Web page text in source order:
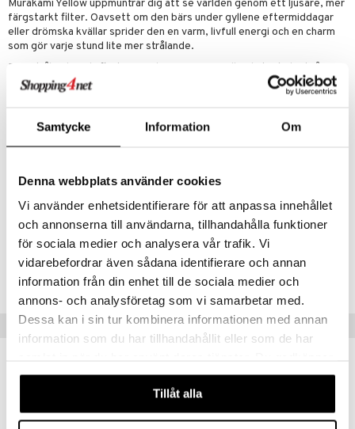
Samtycke Information Om
Denna webbplats använder cookies
Vi använder enhetsidentifierare för att anpassa innehållet
och annonserna till användarna, tillhandahålla funktioner
för sociala medier och analysera vår trafik. Vi
vidarebefordrar även sådana identifierare och annan
information från din enhet till de sociala medier och
annons- och analysföretag som vi samarbetar med.
Dessa kan i sin tur kombinera informationen med annan
information som du har tillhandahållit eller som de har
våra cookies vid fortsatt användande av vår webbplats.
Tillåt alla
Murakami Yellow uppmuntrar dig att se världen genom ett ljusare, mer
färgstarkt filter. Oavsett om den bärs under gyllene eftermiddagar
eller drömska kvällar sprider den en varm, livfull energi och en charm
som gör varje stund lite mer strålande.
Den strålande gula flaskan pryds av en iögonfallande kork där två
ikoniska blommor möts: Murakamis färgstarka signaturblomma och
Marc Jacobs klassiska Daisy. Tillsammans bildar de en harmonisk
både tidlöst och elektriskt modernt.
Toppnoter: Mandarin, grapefrukt, rosépeppar, kumquat
Basnoter
: Cederträ, pralin
Artikelnr
CMJ34-MJ-50-XX-XX
Lägsta pris senaste 30 dagarna: 1349 kr
Populära produkter